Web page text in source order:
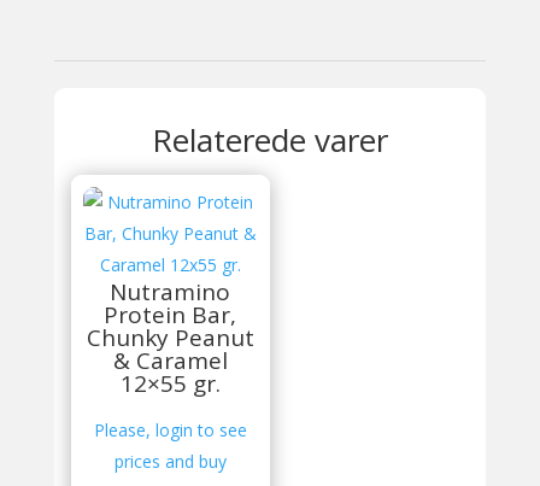
Relaterede varer
Nutramino
Protein Bar,
Chunky Peanut
& Caramel
12×55 gr.
Please, login to see
prices and buy